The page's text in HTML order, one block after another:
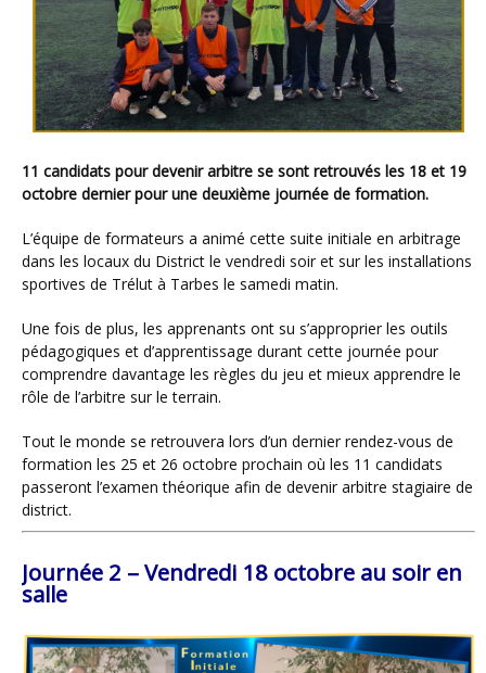
11 candidats pour devenir arbitre se sont retrouvés les 18 et 19
octobre dernier pour une deuxième journée de formation.
L’équipe de formateurs a animé cette suite initiale en arbitrage
dans les locaux du District le vendredi soir et sur les installations
sportives de Trélut à Tarbes le samedi matin.
Une fois de plus, les apprenants ont su s’approprier les outils
pédagogiques et d’apprentissage durant cette journée pour
comprendre davantage les règles du jeu et mieux apprendre le
rôle de l’arbitre sur le terrain.
Tout le monde se retrouvera lors d’un dernier rendez-vous de
formation les 25 et 26 octobre prochain où les 11 candidats
passeront l’examen théorique afin de devenir arbitre stagiaire de
district.
Journée 2 – Vendredi 18 octobre au soir en
salle